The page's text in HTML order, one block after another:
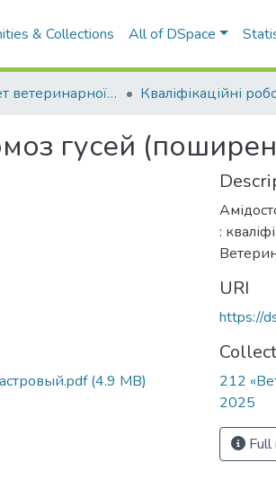
& Collections All of DSpace
Факультет ветеринарної медицини
гусей
(4.9 MB)
:
URI
https://
212
2025
Full